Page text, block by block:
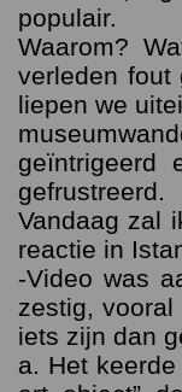
populair.
Waarom?
verleden fout
liepen we
geïntrigeerd
gefrustreerd.
Vandaag zal
reactie in
-Video was
zestig,
iets zijn dan
a. Het